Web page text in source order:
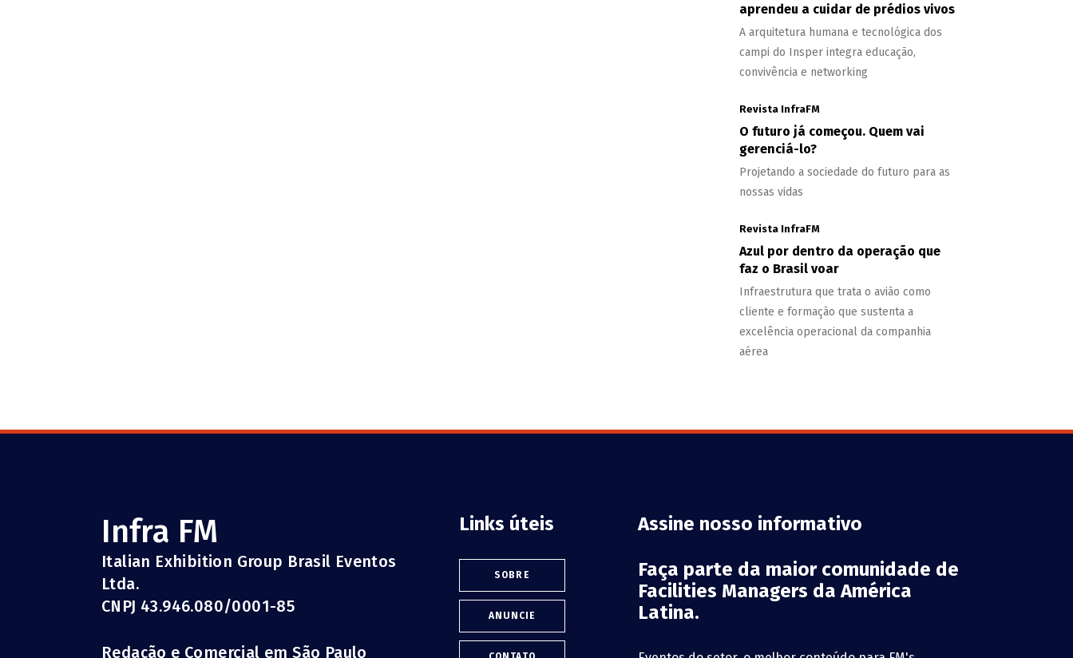
aprendeu a cuidar de prédios vivos
A arquitetura humana e tecnológica dos
campi do Insper integra educação,
convivência e networking
Revista InfraFM
O futuro já começou. Quem vai
gerenciá-lo?
Projetando a sociedade do futuro para as
nossas vidas
Revista InfraFM
Azul por dentro da operação que
faz o Brasil voar
Infraestrutura que trata o avião como
cliente e formação que sustenta a
excelência operacional da companhia
aérea
Infra FM
Italian Exhibition Group Brasil Eventos
Ltda.
CNPJ 43.946.080/0001-85
Redação e Comercial em São Paulo
Links úteis
SOBRE
ANUNCIE
Assine nosso informativo
Faça parte da maior comunidade de
Facilities Managers da América
Latina.